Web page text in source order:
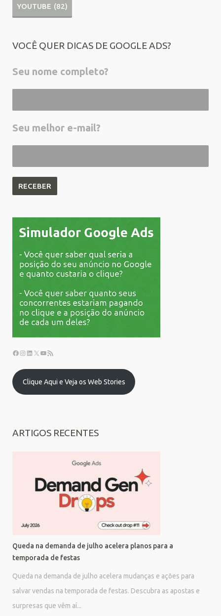
YOUTUBE (82)
VOCÊ QUER DICAS DE GOOGLE ADS?
Seu nome completo?
Seu melhor e-mail?
Clique Aqui e Veja os Web Stories
ARTIGOS RECENTES
Queda na demanda de julho acelera planos para a
temporada de festas
Queda na demanda de julho acelera mudanças e ações para
salvar vendas na temporada de festas. Descubra as apostas e
surpresas que vêm aí...